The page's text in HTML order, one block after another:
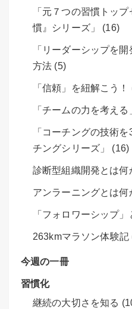
「元７つの習慣トッ
慣』シリーズ」 (16)
「リーダーシップを
方法 (5)
「信頼」を紐解こう！
「チームの力を考える
「コーチングの技術
チングシリーズ」 (16)
診断型組織開発とは何
アンラーニングとは何
「フォロワーシップ
263kmマラソン体験記
今週の一冊
習慣化
継続の大切さを知る